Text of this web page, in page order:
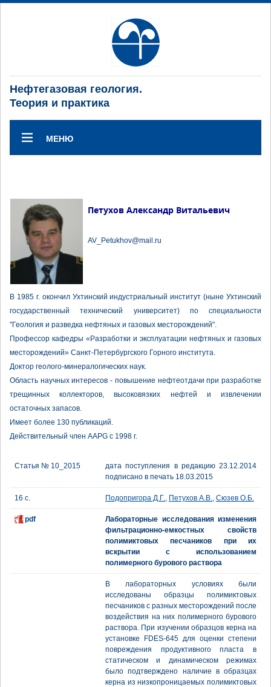
Нефтегазовая геология.
Теория и практика
МЕНЮ
Петухов Александр Витальевич
AV_Petukhov@mail.ru
В 1985 г. окончил Ухтинский индустриальный институт (ныне Ухтинский
государственный технический университет) по специальности
"Геология и разведка нефтяных и газовых месторождений".
Профессор кафедры «Разработки и эксплуатации нефтяных и газовых
месторождений» Санкт-Петербургского Горного института.
Доктор геолого-минералогических наук.
Область научных интересов - повышение нефтеотдачи при разработке
трещинных коллекторов, высоковязких нефтей и извлечении
остаточных запасов.
Имеет более 130 публикаций.
Действительный член AAPG с 1998 г.
Статья № 10_2015
дата поступления в редакцию 23.12.2014
подписано в печать 18.03.2015
16 с. Подопригора Д.Г., Петухов А.В., Сюзев О.Б.
pdf
Лабораторные исследования изменения
фильтрационно-емкостных свойств
полимиктовых песчаников при их
вскрытии с использованием
полимерного бурового раствора
В лабораторных условиях были
исследованы образцы полимиктовых
песчаников с разных месторождений после
воздействия на них полимерного бурового
раствора. При изучении образцов керна на
установке FDES-645 для оценки степени
повреждения продуктивного пласта в
статическом и динамическом режимах
было подтверждено наличие в образцах
керна из низкопроницаемых полимиктовых